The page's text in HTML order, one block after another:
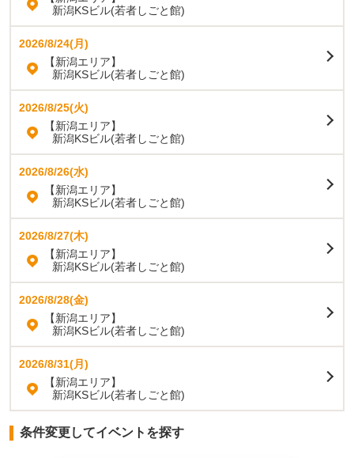
新潟KSビル(若者しごと館)
2026/8/24(月)
【新潟エリア】
新潟KSビル(若者しごと館)
2026/8/25(火)
【新潟エリア】
新潟KSビル(若者しごと館)
2026/8/26(水)
【新潟エリア】
新潟KSビル(若者しごと館)
2026/8/27(木)
【新潟エリア】
新潟KSビル(若者しごと館)
2026/8/28(金)
【新潟エリア】
新潟KSビル(若者しごと館)
2026/8/31(月)
【新潟エリア】
新潟KSビル(若者しごと館)
条件変更してイベントを探す